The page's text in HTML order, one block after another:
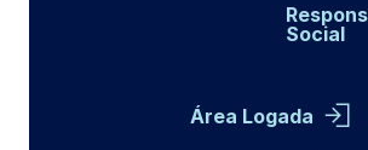
Social
Área Logada